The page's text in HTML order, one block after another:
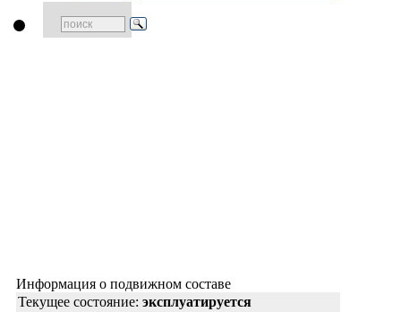
Информация о подвижном составе
Текущее состояние: эксплуатируется